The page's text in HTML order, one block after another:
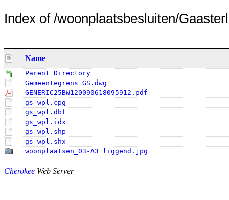
Index of /woonplaatsbesluiten/
Name
Parent Directory
Gemeentegrens GS.dwg
GENERIC25BW120090618095912.pdf
gs_wpl.cpg
gs_wpl.dbf
gs_wpl.idx
gs_wpl.shp
gs_wpl.shx
woonplaatsen_03-A3 liggend.jpg
Cherokee Web Server